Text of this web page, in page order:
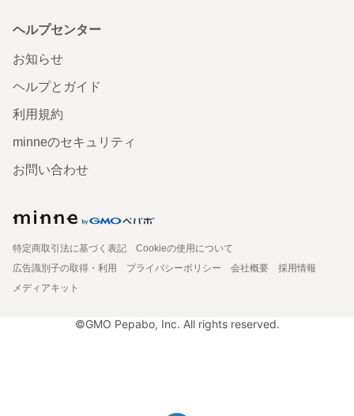
ヘルプセンター
お知らせ
ヘルプとガイド
利用規約
minneのセキュリティ
お問い合わせ
特定商取引法に基づく表記
Cookieの使用について
広告識別子の取得・利用
プライバシーポリシー 会社概要
採用情報
メディアキット
©GMO Pepabo, Inc. All rights reserved.